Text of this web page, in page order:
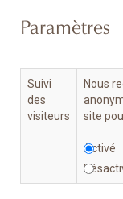
Paramètres
Suivi
des
visiteurs
Nous
site
Activé